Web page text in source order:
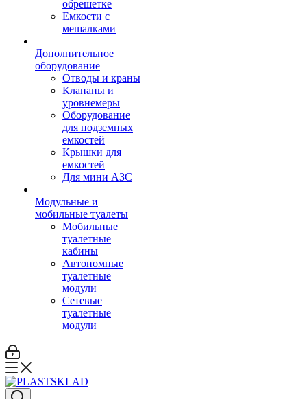
обрешетке
Емкости с
мешалками
Дополнительное
оборудование
Отводы и краны
Клапаны и
уровнемеры
Оборудование
для подземных
емкостей
Крышки для
емкостей
Для мини АЗС
Модульные и
мобильные туалеты
Мобильные
туалетные
кабины
Автономные
туалетные
модули
Сетевые
туалетные
модули